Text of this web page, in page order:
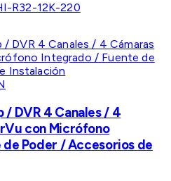
R32-12K-220
/ DVR 4 Canales / 4
con Micrófono
Poder / Accesorios de